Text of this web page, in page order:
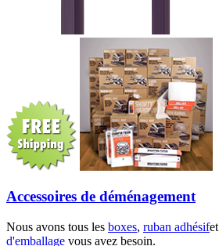
Accessoires de déménagement
Nous avons tous les boxes, ruban adhésifet
d'emballage vous avez besoin.